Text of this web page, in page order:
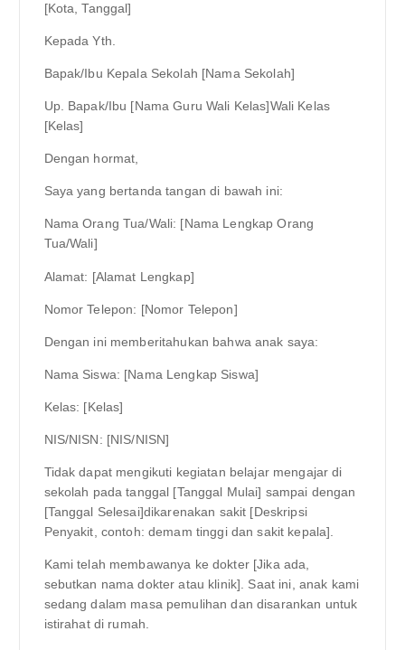
[Kota, Tanggal]
Kepada Yth.
Bapak/Ibu Kepala Sekolah [Nama Sekolah]
Up. Bapak/Ibu [Nama Guru Wali Kelas]Wali Kelas
[Kelas]
Dengan hormat,
Saya yang bertanda tangan di bawah ini:
Nama Orang Tua/Wali: [Nama Lengkap Orang
Tua/Wali]
Alamat: [Alamat Lengkap]
Nomor Telepon: [Nomor Telepon]
Dengan ini memberitahukan bahwa anak saya:
Nama Siswa: [Nama Lengkap Siswa]
Kelas: [Kelas]
NIS/NISN: [NIS/NISN]
Tidak dapat mengikuti kegiatan belajar mengajar di
sekolah pada tanggal [Tanggal Mulai] sampai dengan
[Tanggal Selesai]dikarenakan sakit [Deskripsi
Penyakit, contoh: demam tinggi dan sakit kepala].
Kami telah membawanya ke dokter [Jika ada,
sebutkan nama dokter atau klinik]. Saat ini, anak kami
sedang dalam masa pemulihan dan disarankan untuk
istirahat di rumah.